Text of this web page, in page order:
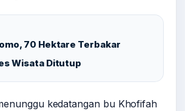
70 Hektare Terbakar
Wisata Ditutup
kedatangan bu Khofifah